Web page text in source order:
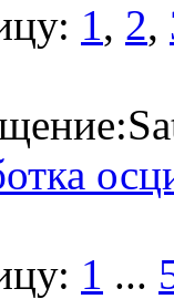
1, 2,
1 ...